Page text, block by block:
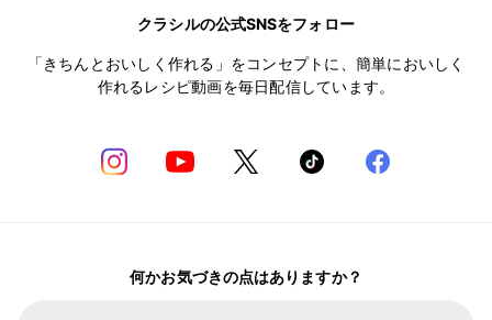
クラシルの公式SNSをフォロー
「きちんとおいしく作れる」をコンセプトに、簡単においしく
作れるレシピ動画を毎日配信しています。
何かお気づきの点はありますか？